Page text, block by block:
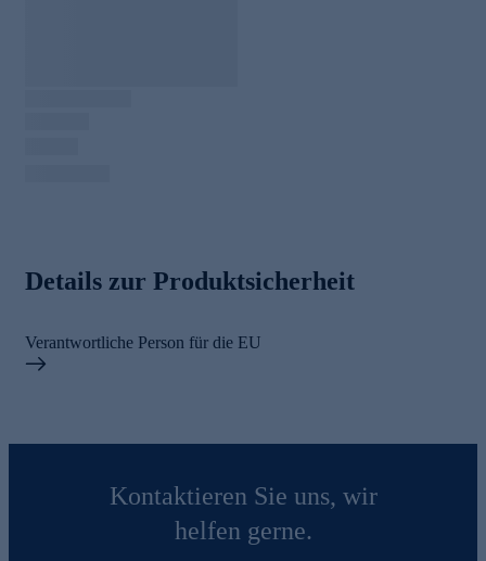
Details zur Produktsicherheit
Verantwortliche Person für die EU
Kontaktieren Sie uns, wir
helfen gerne.